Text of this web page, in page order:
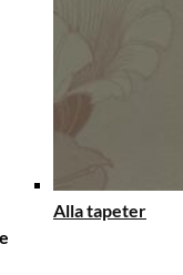
Alla tapeter